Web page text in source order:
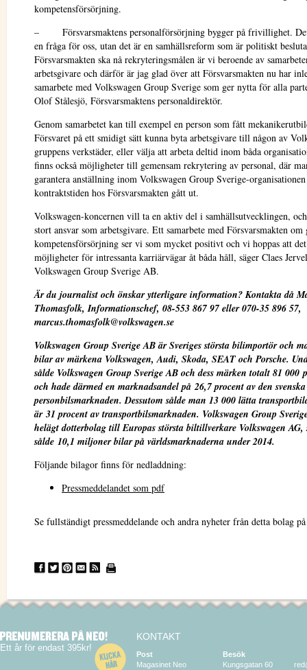
kompetensförsörjning.
– Försvarsmaktens personalförsörjning bygger på frivillighet.
en fråga för oss, utan det är en samhällsreform som är politiskt
Försvarsmakten ska nå rekryteringsmålen är vi beroende av
arbetsgivare och därför är jag glad över att Försvarsmakten nu har
samarbete med Volkswagen Group Sverige som ger nytta för alla
Olof Stålesjö, Försvarsmaktens personaldirektör.
Genom samarbetet kan till exempel en person som fått
Försvaret på ett smidigt sätt kunna byta arbetsgivare till någon av
gruppens verkstäder, eller välja att arbeta deltid inom båda
finns också möjligheter till gemensam rekrytering av personal, där
garantera anställning inom Volkswagen Group Sverige-
kontraktstiden hos Försvarsmakten gått ut.
Volkswagen-koncernen vill ta en aktiv del i samhällsutvecklingen,
stort ansvar som arbetsgivare. Ett samarbete med Försvarsmakten om
kompetensförsörjning ser vi som mycket positivt och vi hoppas att
möjligheter för intressanta karriärvägar åt båda håll, säger Claes
Volkswagen Group Sverige AB.
Är du journalist och önskar ytterligare information? Kontakta då
Thomasfolk, Informationschef, 08-553 867 97 eller 070-35 896 57,
marcus.thomasfolk@volkswagen.se
Volkswagen Group Sverige AB är Sveriges största bilimportör och
bilar av märkena Volkswagen, Audi, Skoda, SEAT och Porsche.
sålde Volkswagen Group Sverige AB och dess märken totalt 81 000
och hade därmed en marknadsandel på 26,7 procent av den svenska
personbilsmarknaden. Dessutom sålde man 13 000 lätta
är 31 procent av transportbilsmarknaden. Volkswagen Group
helägt dotterbolag till Europas största biltillverkare Volkswagen AG,
sålde 10,1 miljoner bilar på världsmarknaderna under 2014.
Följande bilagor finns för nedladdning:
Pressmeddelandet som pdf
Se fullständigt pressmeddelande och andra nyheter från detta bolag
Ett år för endast 395kr!
KONTAKT
Post
Magasinet Neo
Besök
Kungsgatan 60